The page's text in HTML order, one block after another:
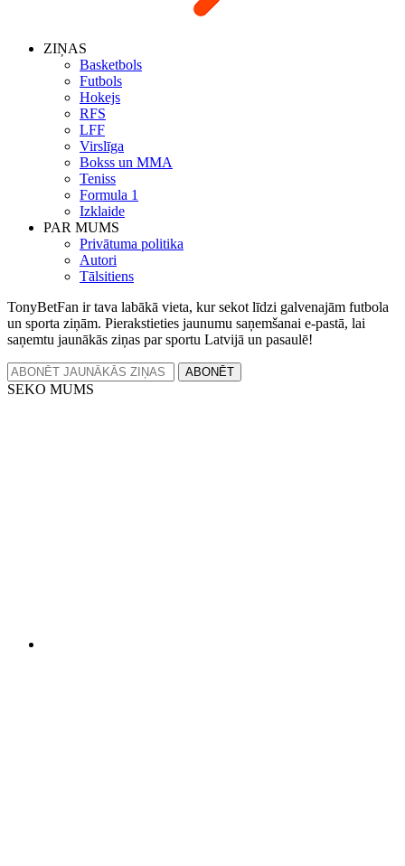
ZIŅAS
Basketbols
Futbols
Hokejs
RFS
LFF
Virslīga
Bokss un MMA
Teniss
Formula 1
Izklaide
PAR MUMS
Privātuma politika
Autori
Tālsitiens
TonyBetFan ir tava labākā vieta, kur sekot līdzi galvenajām futbola
un sporta ziņām. Pierakstieties jaunumu saņemšanai e-pastā, lai
saņemtu jaunākās ziņas par sportu Latvijā un pasaulē!
ABONĒT
SEKO MUMS